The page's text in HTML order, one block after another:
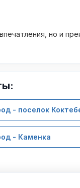
но и
- поселок
- Каменка